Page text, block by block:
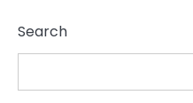
Search